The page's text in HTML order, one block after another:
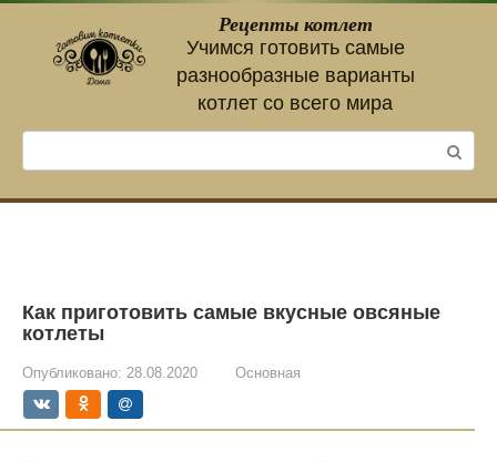
контенту
Рецепты котлет
Учимся готовить самые
разнообразные варианты
котлет со всего мира
Как приготовить самые вкусные овсяные
котлеты
Опубликовано: 28.08.2020 Основная